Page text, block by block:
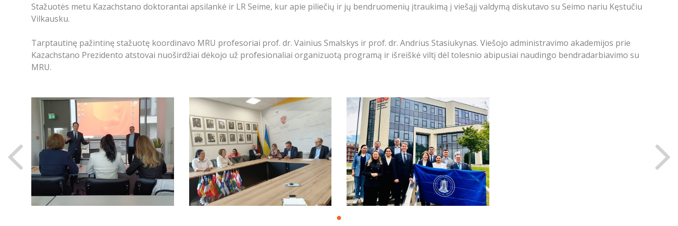
Stažuotės metu Kazachstano doktorantai apsilankė ir LR Seime, kur apie piliečių ir jų bendruomenių įtraukimą į viešąjį valdymą diskutavo su Seimo nariu Kęstučiu
Vilkausku.
Tarptautinę pažintinę stažuotę koordinavo MRU profesoriai prof. dr. Vainius Smalskys ir prof. dr. Andrius Stasiukynas. Viešojo administravimo akademijos prie
Kazachstano Prezidento atstovai nuoširdžiai dėkojo už profesionaliai organizuotą programą ir išreiškė viltį dėl tolesnio abipusiai naudingo bendradarbiavimo su
MRU.